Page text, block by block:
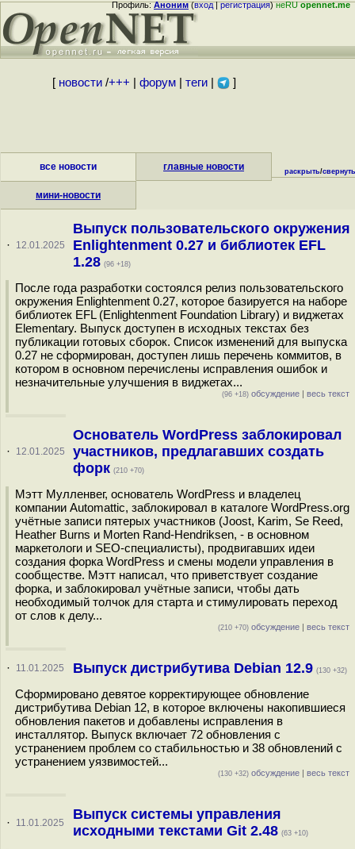
Профиль:Аноним(вход|регистрация)неRUopennet.me
[ новости/+++ форум| теги| ]
все новости главные новости
мини-новости
раскрыть/свернуть
· 12.01.2025
Выпуск пользовательского окружения
Enlightenment 0.27 и библиотек EFL
1.28 (96 +18)
После года разработки состоялся релиз пользовательского
окружения Enlightenment 0.27, которое базируется на наборе
библиотек EFL (Enlightenment Foundation Library) и виджетах
Elementary. Выпуск доступен в исходных текстах без
публикации готовых сборок. Список изменений для выпуска
0.27 не сформирован, доступен лишь перечень коммитов, в
котором в основном перечислены исправления ошибок и
незначительные улучшения в виджетах...
(96 +18) обсуждение | весь текст
· 12.01.2025
Основатель WordPress заблокировал
участников, предлагавших создать
форк (210 +70)
Мэтт Мулленвег, основатель WordPress и владелец
компании Automattic, заблокировал в каталоге WordPress.org
учётные записи пятерых участников (Joost, Karim, Se Reed,
Heather Burns и Morten Rand-Hendriksen, - в основном
маркетологи и SEO-специалисты), продвигавших идеи
создания форка WordPress и смены модели управления в
сообществе. Мэтт написал, что приветствует создание
форка, и заблокировал учётные записи, чтобы дать
необходимый толчок для старта и стимулировать переход
от слов к делу...
(210 +70) обсуждение | весь текст
· 11.01.2025 Выпуск дистрибутива Debian 12.9 (130 +32)
Сформировано девятое корректирующее обновление
дистрибутива Debian 12, в которое включены накопившиеся
обновления пакетов и добавлены исправления в
инсталлятор. Выпуск включает 72 обновления с
устранением проблем со стабильностью и 38 обновлений с
устранением уязвимостей...
(130 +32) обсуждение | весь текст
· 11.01.2025
Выпуск системы управления
исходными текстами Git 2.48 (63 +10)